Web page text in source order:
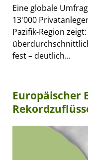
Eine globale
13'000
Pazifik-Region
fest – deutlich...
Europäischer